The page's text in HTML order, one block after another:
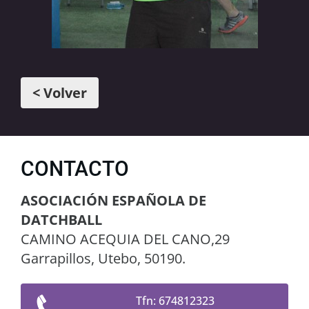
< Volver
CONTACTO
ASOCIACIÓN ESPAÑOLA DE
DATCHBALL
CAMINO ACEQUIA DEL CANO,29
Garrapillos, Utebo, 50190.
Tfn: 674812323